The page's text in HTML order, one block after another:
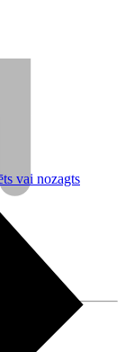
vai nozagts